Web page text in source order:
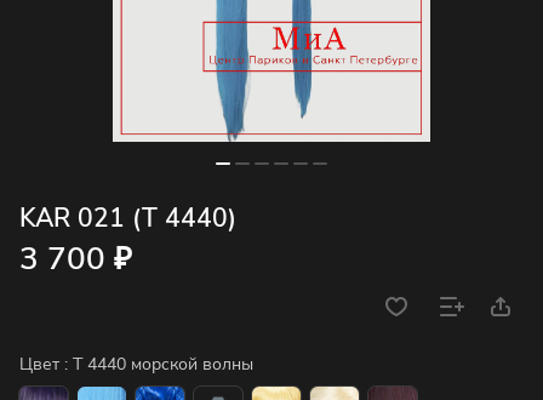
KAR 021 (T 4440)
3 700 ₽
Цвет : T 4440 морской волны